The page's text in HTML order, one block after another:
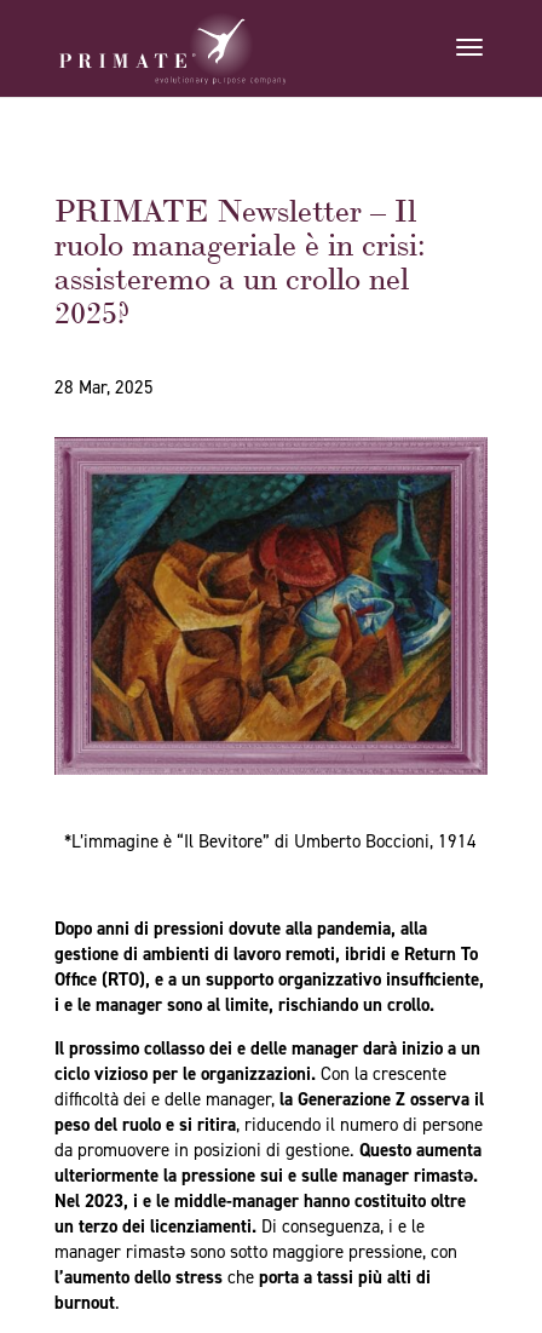
PRIMATE Newsletter – Il
ruolo manageriale è in crisi:
assisteremo a un crollo nel
2025?
28 Mar, 2025
*L’immagine è “Il Bevitore” di Umberto Boccioni, 1914
Dopo anni di pressioni dovute alla pandemia, alla
gestione di ambienti di lavoro remoti, ibridi e Return To
Office (RTO), e a un supporto organizzativo insufficiente,
i e le manager sono al limite, rischiando un crollo.
Il prossimo collasso dei e delle manager darà inizio a un
ciclo vizioso per le organizzazioni.Con la crescente
difficoltà dei e delle manager, la Generazione Z osserva il
peso del ruolo e si ritira, riducendo il numero di persone
da promuovere in posizioni di gestione. Questo aumenta
ulteriormente la pressione sui e sulle manager rimastə.
Nel 2023, i e le middle-manager hanno costituito oltre
un terzo dei licenziamenti.Di conseguenza, i e le
manager rimastə sono sotto maggiore pressione, con
l’aumento dello stressche porta a tassi più alti di
burnout.